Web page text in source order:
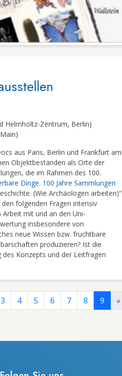
Helmholtz-Zentrum, Berlin)
aus Paris, Berlin und Frankfurt am
Objektbeständen als Orte der
die im Rahmen des 100.
Dinge. 100 Jahre Sammlungen
(Wie Archäologen arbeiten)“
folgenden Fragen intensiv
mit und an den Uni-
insbesondere von
neue Wissen bzw. fruchtbare
produzieren? Ist die
Konzepts und der Leitfragen
3 4 5 6 7 8 9 »